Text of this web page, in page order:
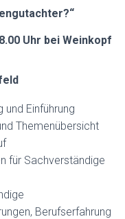
Uhr bei Weinkopf
und Einführung
Themenübersicht
für Sachverständige
Berufserfahrung